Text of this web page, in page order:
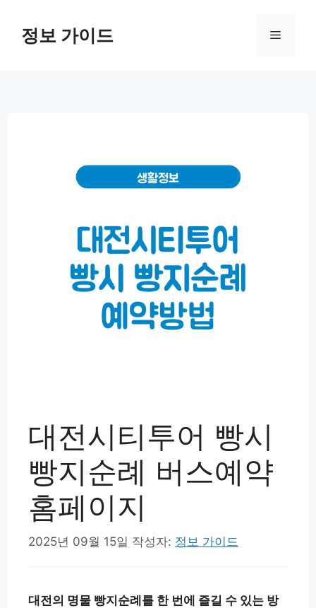
정보 가이드 메
대전시티투어 빵시
빵지순례 버스예약
홈페이지
2025년 09월 15일 작성자: 정보 가이드
대전의 명물 빵지순례를 한 번에 즐길 수 있는 방